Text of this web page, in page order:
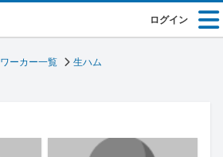
ログイン
ワーカー一覧 生ハム